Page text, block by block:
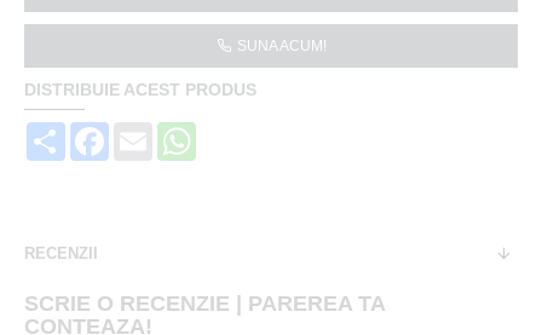
SUNA ACUM!
DISTRIBUIE ACEST PRODUS
Share Facebook
Email
RECENZII
SCRIE O RECENZIE | PAREREA TA
CONTEAZA!